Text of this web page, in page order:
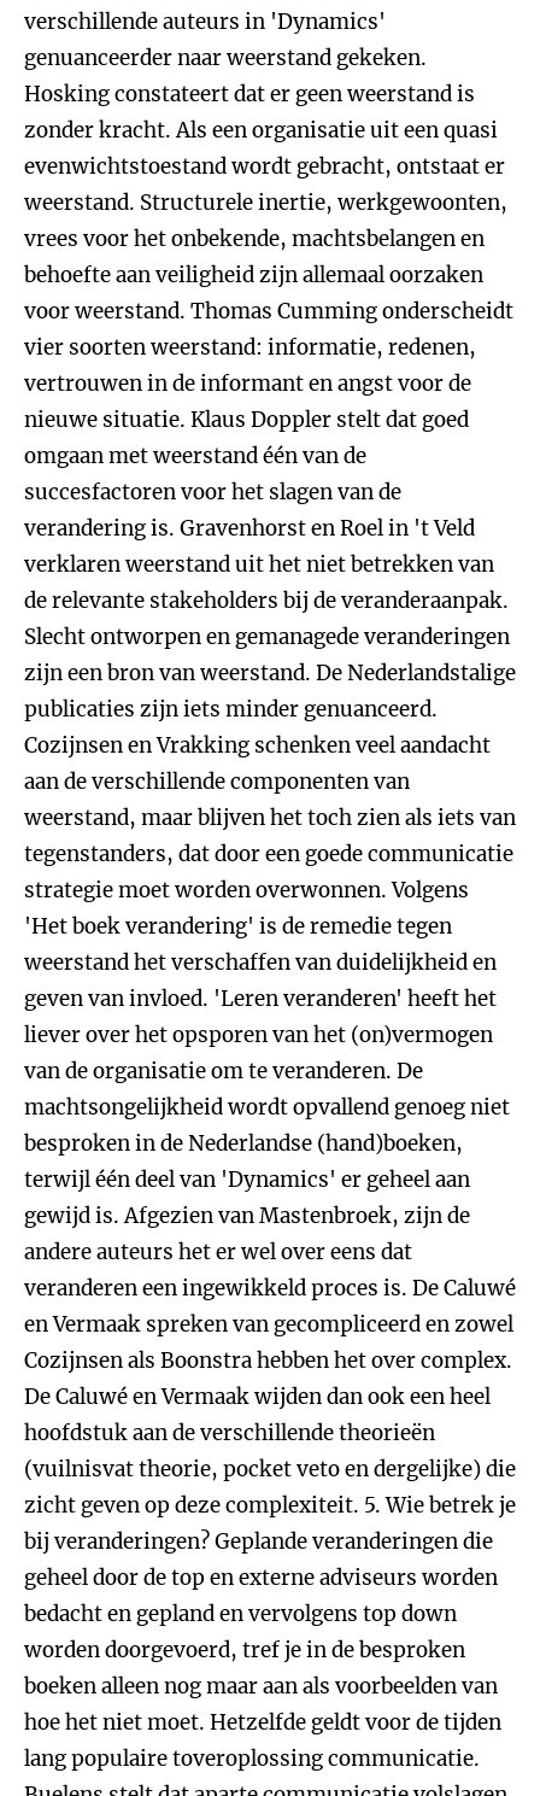
verschillende auteurs in 'Dynamics'
genuanceerder naar weerstand gekeken.
Hosking constateert dat er geen weerstand is
zonder kracht. Als een organisatie uit een quasi
evenwichtstoestand wordt gebracht, ontstaat er
weerstand. Structurele inertie, werkgewoonten,
vrees voor het onbekende, machtsbelangen en
behoefte aan veiligheid zijn allemaal oorzaken
voor weerstand. Thomas Cumming onderscheidt
vier soorten weerstand: informatie, redenen,
vertrouwen in de informant en angst voor de
nieuwe situatie. Klaus Doppler stelt dat goed
omgaan met weerstand één van de
succesfactoren voor het slagen van de
verandering is. Gravenhorst en Roel in 't Veld
verklaren weerstand uit het niet betrekken van
de relevante stakeholders bij de veranderaanpak.
Slecht ontworpen en gemanagede veranderingen
zijn een bron van weerstand. De Nederlandstalige
publicaties zijn iets minder genuanceerd.
Cozijnsen en Vrakking schenken veel aandacht
aan de verschillende componenten van
weerstand, maar blijven het toch zien als iets van
tegenstanders, dat door een goede communicatie
strategie moet worden overwonnen. Volgens
'Het boek verandering' is de remedie tegen
weerstand het verschaffen van duidelijkheid en
geven van invloed. 'Leren veranderen' heeft het
liever over het opsporen van het (on)vermogen
van de organisatie om te veranderen. De
machtsongelijkheid wordt opvallend genoeg niet
besproken in de Nederlandse (hand)boeken,
terwijl één deel van 'Dynamics' er geheel aan
gewijd is. Afgezien van Mastenbroek, zijn de
andere auteurs het er wel over eens dat
veranderen een ingewikkeld proces is. De Caluwé
en Vermaak spreken van gecompliceerd en zowel
Cozijnsen als Boonstra hebben het over complex.
De Caluwé en Vermaak wijden dan ook een heel
hoofdstuk aan de verschillende theorieën
(vuilnisvat theorie, pocket veto en dergelijke) die
zicht geven op deze complexiteit. 5. Wie betrek je
bij veranderingen?Geplande veranderingen die
geheel door de top en externe adviseurs worden
bedacht en gepland en vervolgens top down
worden doorgevoerd, tref je in de besproken
boeken alleen nog maar aan als voorbeelden van
hoe het niet moet. Hetzelfde geldt voor de tijden
lang populaire toveroplossing communicatie.